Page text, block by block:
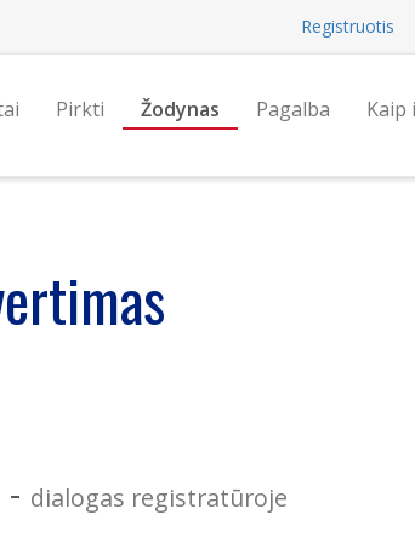
Registruotis
Pirkti Žodynas Pagalba Kaip
- dialogas registratūroje